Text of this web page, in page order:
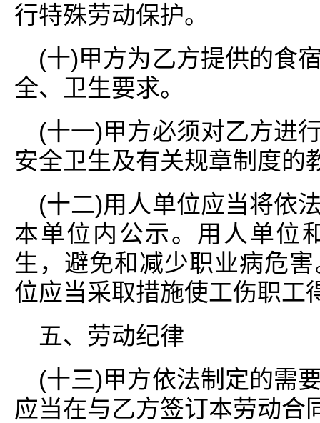
行特殊劳动保护。
(十)甲方为乙方提供的食
全、卫生要求。
(十一)甲方必须对乙方进
安全卫生及有关规章制度的
(十二)用人单位应当将依
本单位内公示。用人单位
生，避免和减少职业病危
位应当采取措施使工伤职工
五、劳动纪律
(十三)甲方依法制定的需
应当在与乙方签订本劳动合